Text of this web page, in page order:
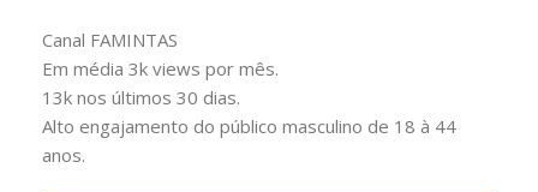
Canal FAMINTAS
Em média 3k views por mês.
13k nos últimos 30 dias.
Alto engajamento do público masculino de 18 à 44
anos.